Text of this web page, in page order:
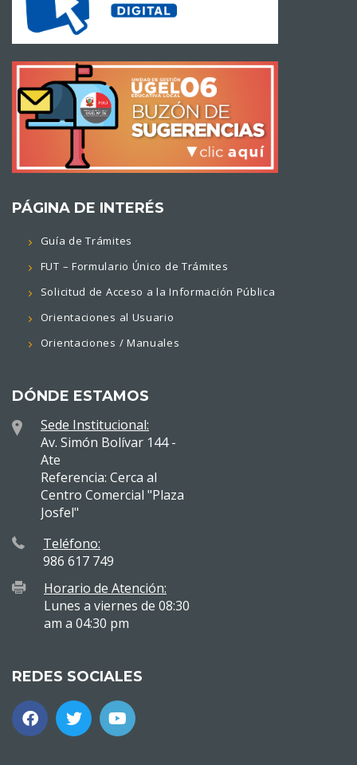
PÁGINA DE INTERÉS
Guía de Trámites
FUT – Formulario Único de Trámites
Solicitud de Acceso a la Información Pública
Orientaciones al Usuario
Orientaciones / Manuales
DÓNDE ESTAMOS
Sede Institucional:
Av. Simón Bolívar 144 -
Ate
Referencia: Cerca al
Centro Comercial "Plaza
Josfel"
Teléfono:
986 617 749
Horario de Atención:
Lunes a viernes de 08:30
am a 04:30 pm
REDES SOCIALES